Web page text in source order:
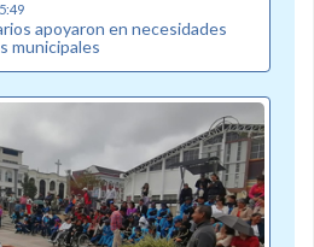
apoyaron en necesidades
municipales